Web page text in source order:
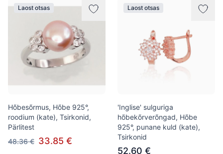
Laost otsas
Hõbesõrmus, Hõbe 925°,
roodium (kate), Tsirkonid,
Pärlitest
48.36 € 33.85 €
Laost otsas
'Inglise' sulguriga
hõbekõrverõngad, Hõbe
925°, punane kuld (kate),
Tsirkonid
52.60 €